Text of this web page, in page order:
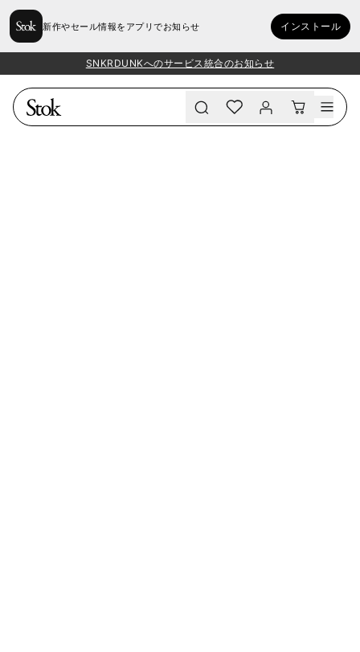
新作やセール情報をアプリでお知らせ インストール
SNKRDUNKへのサービス統合のお知らせ